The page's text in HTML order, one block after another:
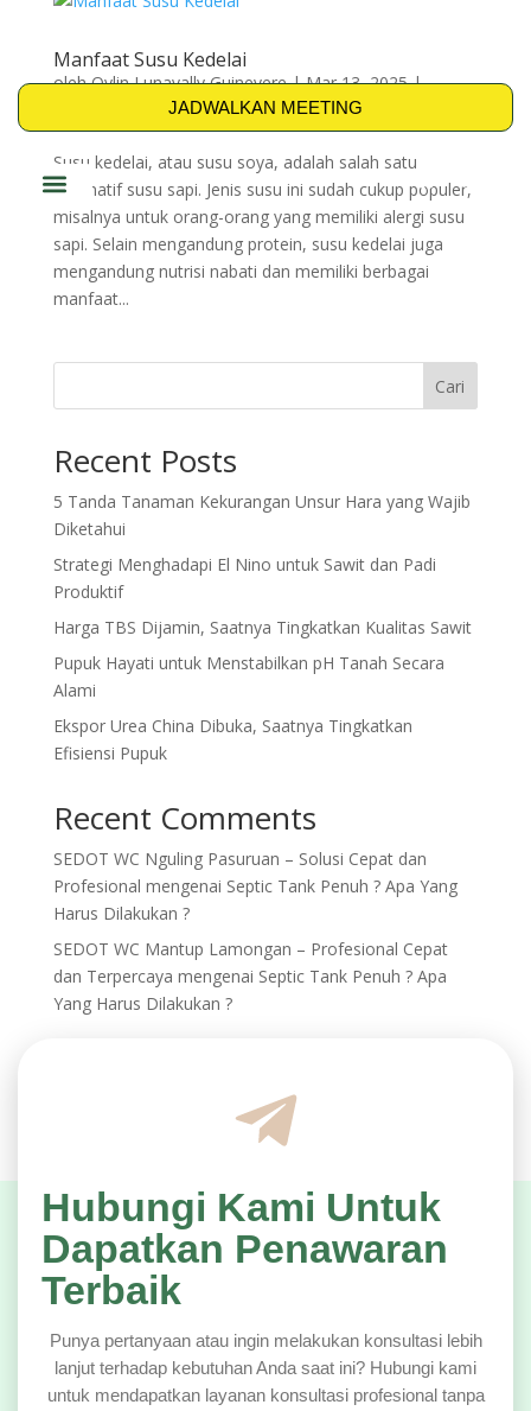
JADWALKAN MEETING
Manfaat Susu Kedelai
olehQylin Lunavally Guinevere|Mar 13, 2025|
BIO-TRENT
Susu kedelai, atau susu soya, adalah salah satu
alternatif susu sapi. Jenis susu ini sudah cukup populer,
misalnya untuk orang-orang yang memiliki alergi susu
sapi. Selain mengandung protein, susu kedelai juga
mengandung nutrisi nabati dan memiliki berbagai
manfaat...
Cari
Recent Posts
5 Tanda Tanaman Kekurangan Unsur Hara yang Wajib
Diketahui
Strategi Menghadapi El Nino untuk Sawit dan Padi
Produktif
Harga TBS Dijamin, Saatnya Tingkatkan Kualitas Sawit
Pupuk Hayati untuk Menstabilkan pH Tanah Secara
Alami
Ekspor Urea China Dibuka, Saatnya Tingkatkan
Efisiensi Pupuk
Recent Comments
SEDOT WC Nguling Pasuruan – Solusi Cepat dan
Profesional mengenai Septic Tank Penuh ? Apa Yang
Harus Dilakukan ?
SEDOT WC Mantup Lamongan – Profesional Cepat
dan Terpercaya mengenai Septic Tank Penuh ? Apa
Yang Harus Dilakukan ?
Hubungi Kami Untuk
Dapatkan Penawaran
Terbaik
Punya pertanyaan atau ingin melakukan konsultasi lebih
lanjut terhadap kebutuhan Anda saat ini? Hubungi kami
untuk mendapatkan layanan konsultasi profesional tanpa